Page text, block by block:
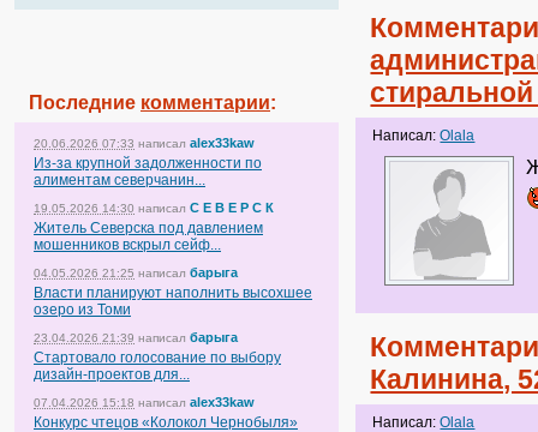
Последние комментарии:
20.06.2026 07:33 написал alex33kaw
Из-за крупной задолженности по
алиментам северчанин...
19.05.2026 14:30 написал С Е В Е Р С К
Житель Северска под давлением
мошенников вскрыл сейф...
04.05.2026 21:25 написал барыга
Власти планируют наполнить высохшее
озеро из Томи
23.04.2026 21:39 написал барыга
Стартовало голосование по выбору
дизайн-проектов для...
07.04.2026 15:18 написал alex33kaw
Конкурс чтецов «Колокол Чернобыля»
Написал:Olala
Калинина,
Написал:Olala